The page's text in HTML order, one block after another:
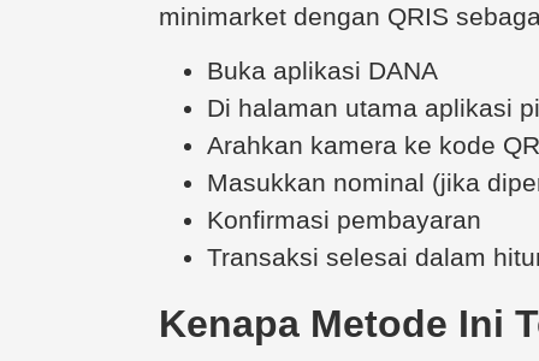
minimarket dengan QRIS
Buka aplikasi DANA
Di halaman utama aplikasi
Arahkan kamera ke kode
Masukkan nominal (jika
Konfirmasi pembayaran
Transaksi selesai dalam
Kenapa Metode Ini